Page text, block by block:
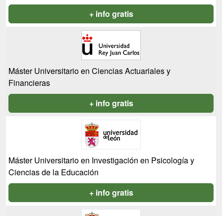
+ info gratis
Máster Universitario en Ciencias Actuariales y
Financieras
+ info gratis
Máster Universitario en Investigación en Psicología y
Ciencias de la Educación
+ info gratis